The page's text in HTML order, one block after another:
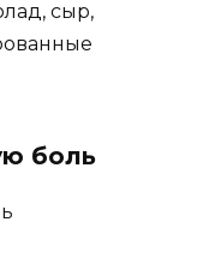
сыр,
боль